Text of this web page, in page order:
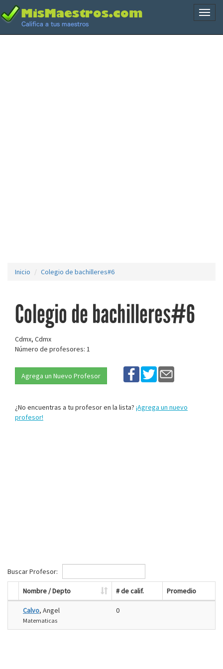
Inicio Colegio de bachilleres#6
Colegio de bachilleres#6
Cdmx, Cdmx
Número de profesores: 1
Agrega un Nuevo Profesor
¿No encuentras a tu profesor en la lista? ¡Agrega un nuevo
profesor!
Buscar Profesor:
Nombre / Depto # de calif. Promedio
Calvo, Angel
Matematicas
0